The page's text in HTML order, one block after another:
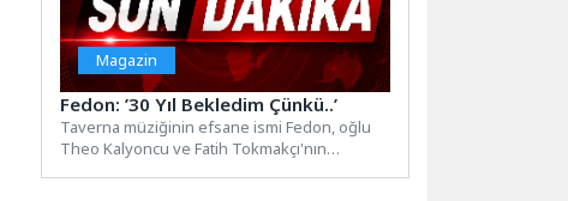
Magazin
Fedon: ’30 Yıl Bekledim Çünkü..’
Taverna müziğinin efsane ismi Fedon, oğlu
Theo Kalyoncu ve Fatih Tokmakçı'nın